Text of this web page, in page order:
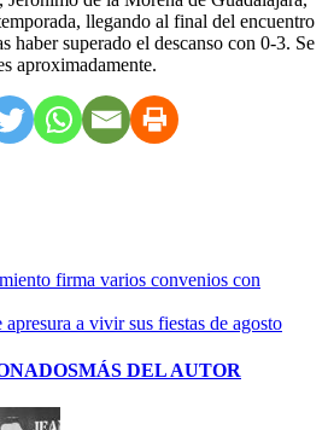
llegando al final del encuentro
haber superado el descanso con 0-3. Se
aproximadamente.
firma varios convenios con
apresura a vivir sus fiestas de agosto
MÁS DEL AUTOR